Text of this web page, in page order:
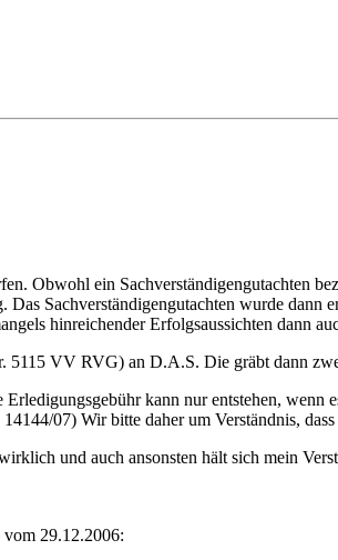
Obwohl ein Sachverständigengutachten
Sachverständigengutachten wurde
hinreichender Erfolgsaussichten dann
5115 VV RVG) an D.A.S. Die gräbt dann
kann nur entstehen,
07) Wir bitte daher um Verständnis,
und auch ansonsten hält sich mein
29.12.2006: